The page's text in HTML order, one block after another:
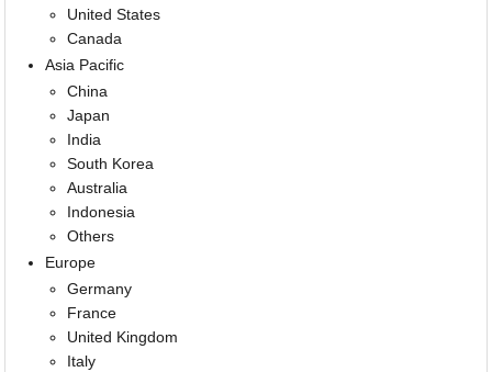
United States
Canada
Asia Pacific
China
Japan
India
South Korea
Australia
Indonesia
Others
Europe
Germany
France
United Kingdom
Italy